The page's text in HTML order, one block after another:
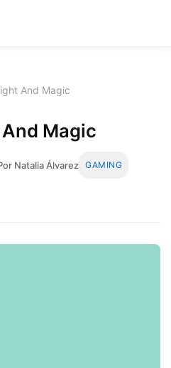
And Magic
Magic
Natalia Álvarez GAMING